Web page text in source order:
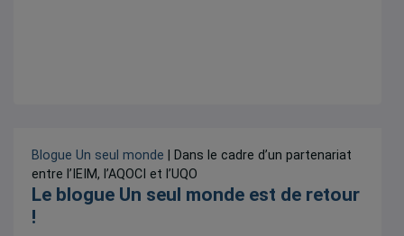
Blogue Un seul monde | Dans le cadre d’un partenariat
entre l’IEIM, l’AQOCI et l’UQO
Le blogue Un seul monde est de retour
!